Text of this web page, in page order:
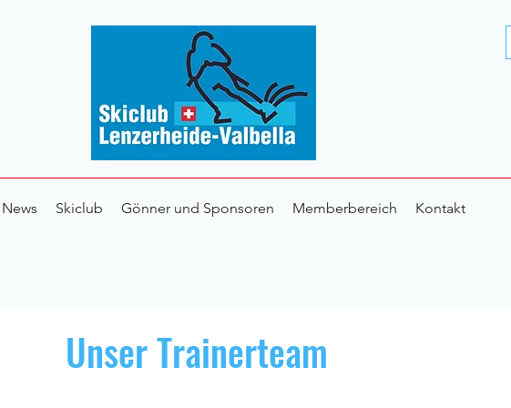
News Skiclub Gönner und Sponsoren Memberbereich
Kontakt
Unser Trainerteam